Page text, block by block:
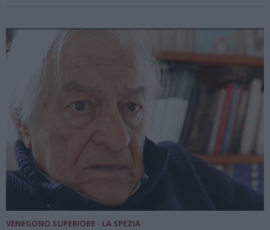
VENEGONO SUPERIORE - LA SPEZIA